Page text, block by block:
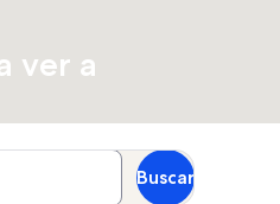
ver a
Buscar